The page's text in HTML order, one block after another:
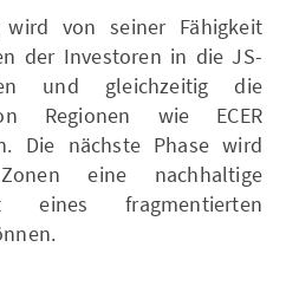
wird von seiner Fähigkeit
der Investoren in die JS-
und gleichzeitig die
Regionen wie ECER
Die nächste Phase wird
eine nachhaltige
eines fragmentierten